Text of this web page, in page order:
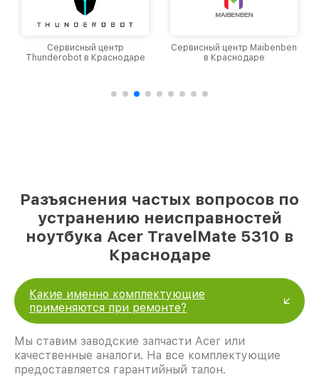
Сервисный центр
Thunderobot в Краснодаре
Сервисный центр Maibenben
в Краснодаре
Разъяснения частых вопросов по
устранению неисправностей
ноутбука Acer TravelMate 5310 в
Краснодаре
Какие именно комплектующие
применяются при ремонте?
Мы ставим заводские запчасти Acer или
качественные аналоги. На все комплектующие
предоставляется гарантийный талон.